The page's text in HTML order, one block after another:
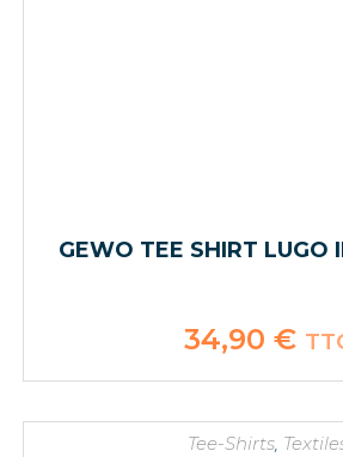
GEWO TEE SHIRT LUGO
34,90 €
Tee-Shirts